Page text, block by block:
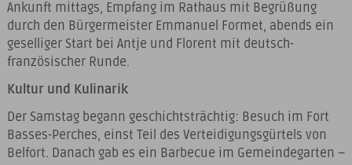
Ankunft mittags, Empfang im Rathaus mit Begrüßung
durch den Bürgermeister Emmanuel Formet, abends ein
geselliger Start bei Antje und Florent mit deutsch-
französischer Runde.
Kultur und Kulinarik
Der Samstag begann geschichtsträchtig: Besuch im Fort
Basses-Perches, einst Teil des Verteidigungsgürtels von
Belfort. Danach gab es ein Barbecue im Gemeindegarten –